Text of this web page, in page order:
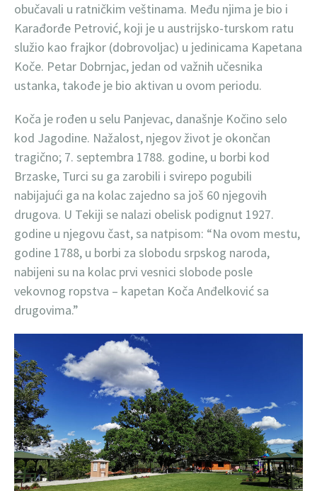
obučavali u ratničkim veštinama. Među njima je bio i
Karađorđe Petrović, koji je u austrijsko-turskom ratu
služio kao frajkor (dobrovoljac) u jedinicama Kapetana
Koče. Petar Dobrnjac, jedan od važnih učesnika
ustanka, takođe je bio aktivan u ovom periodu.
Koča je rođen u selu Panjevac, današnje Kočino selo
kod Jagodine. Nažalost, njegov život je okončan
tragično; 7. septembra 1788. godine, u borbi kod
Brzaske, Turci su ga zarobili i svirepo pogubili
nabijajući ga na kolac zajedno sa još 60 njegovih
drugova. U Tekiji se nalazi obelisk podignut 1927.
godine u njegovu čast, sa natpisom: “Na ovom mestu,
godine 1788, u borbi za slobodu srpskog naroda,
nabijeni su na kolac prvi vesnici slobode posle
vekovnog ropstva – kapetan Koča Anđelković sa
drugovima.”